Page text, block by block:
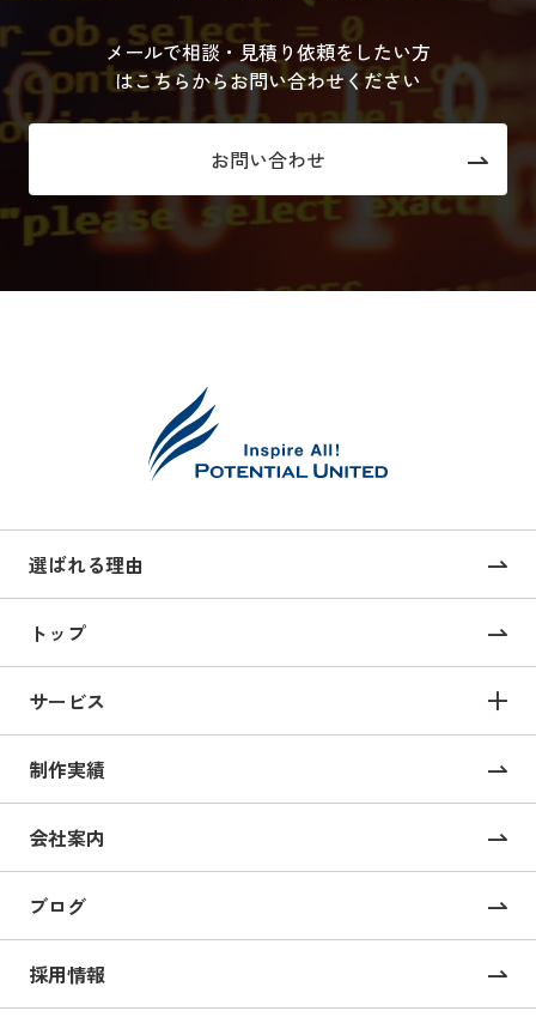
メールで相談・見積り依頼をしたい方
はこちらからお問い合わせください
お問い合わせ
選ばれる理由
トップ
サービス
サービス TOP
サイト構築
コーポレートサイト制作
採用サイト制作
CMS構築・導入
オンライン校正ツール “UI Collabo”
制作実績
会社案内
ブログ
採用情報